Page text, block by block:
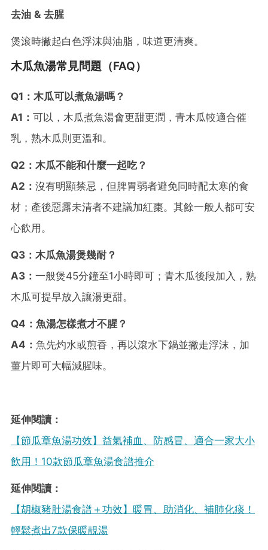
去油 & 去腥
煲滾時撇起白色浮沫與油脂，味道更清爽。
木瓜魚湯常見問題（FAQ）
Q1：木瓜可以煮魚湯嗎？
A1： 可以，木瓜煮魚湯會更甜更潤，青木瓜較適合催
乳，熟木瓜則更溫和。
Q2：木瓜不能和什麼一起吃？
A2： 沒有明顯禁忌，但脾胃弱者避免同時配太寒的食
材；產後惡露未清者不建議加紅棗。其餘一般人都可安
心飲用。
Q3：木瓜魚湯煲幾耐？
A3： 一般煲45分鐘至1小時即可；青木瓜後段加入，熟
木瓜可提早放入讓湯更甜。
Q4：魚湯怎樣煮才不腥？
A4： 魚先灼水或煎香，再以滾水下鍋並撇走浮沫，加
薑片即可大幅減腥味。
延伸閱讀：
【節瓜章魚湯功效】益氣補血、防感冒、適合一家大小
飲用！10款節瓜章魚湯食譜推介
延伸閱讀：
【胡椒豬肚湯食譜＋功效】暖胃、助消化、補肺化痰！
輕鬆煮出7款保暖靚湯